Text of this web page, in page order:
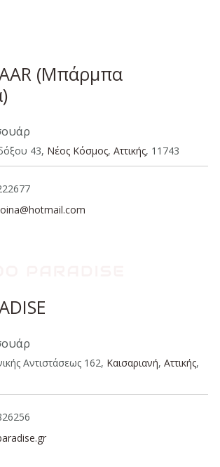
(Μπάρμπα
43, Νέος Κόσμος, Αττικής, 11743
Αντιστάσεως 162, Καισαριανή, Aττικής,